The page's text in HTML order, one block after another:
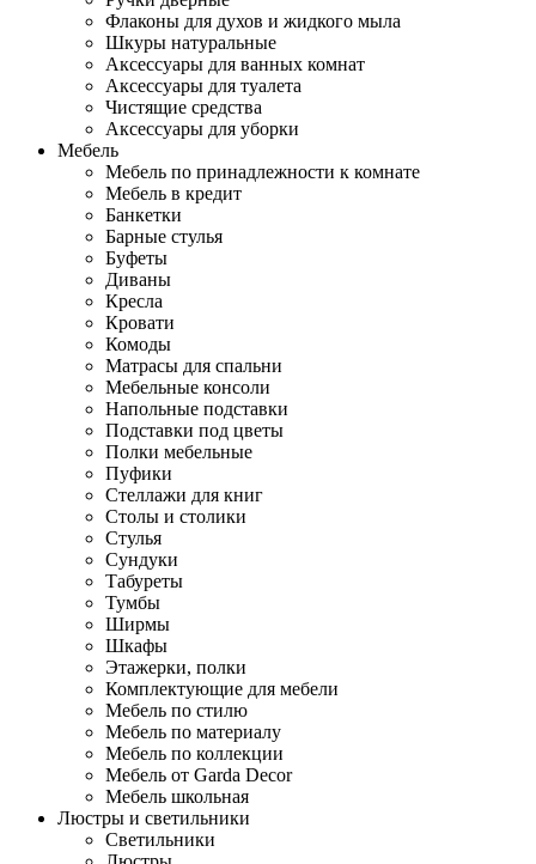
Флаконы для духов и жидкого мыла
Шкуры натуральные
Аксессуары для ванных комнат
Аксессуары для туалета
Чистящие средства
Аксессуары для уборки
Мебель
Мебель по принадлежности к комнате
Мебель в кредит
Банкетки
Барные стулья
Буфеты
Диваны
Кресла
Кровати
Комоды
Матрасы для спальни
Мебельные консоли
Напольные подставки
Подставки под цветы
Полки мебельные
Пуфики
Стеллажи для книг
Столы и столики
Стулья
Сундуки
Табуреты
Тумбы
Ширмы
Шкафы
Этажерки, полки
Комплектующие для мебели
Мебель по стилю
Мебель по материалу
Мебель по коллекции
Мебель от Garda Decor
Мебель школьная
Люстры и светильники
Светильники